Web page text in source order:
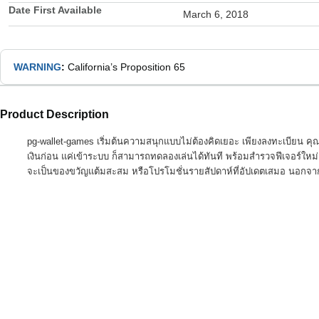
Date First Available March 6, 2018
WARNING: California’s Proposition 65
Product Description
pg-wallet-games เริ่มต้นความสนุกแบบไม่ต้องคิดเยอะ เพียงลงทะเบียน
เงินก่อน แค่เข้าระบบ ก็สามารถทดลองเล่นได้ทันที พร้อมสำรวจฟีเจอร์ใ
จะเป็นของขวัญแต้มสะสม หรือโปรโมชั่นรายสัปดาห์ที่อัปเดตเสมอ นอกจ